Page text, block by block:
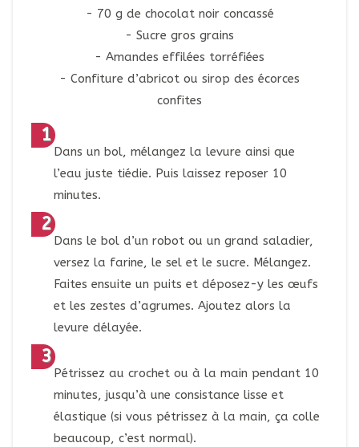
70 g de chocolat noir concassé
Sucre gros grains
Amandes effilées torréfiées
Confiture d’abricot ou sirop des écorces
confites
Dans un bol, mélangez la levure ainsi que
l’eau juste tiédie. Puis laissez reposer 10
minutes.
Dans le bol d’un robot ou un grand saladier,
versez la farine, le sel et le sucre. Mélangez.
Faites ensuite un puits et déposez-y les œufs
et les zestes d’agrumes. Ajoutez alors la
levure délayée.
Pétrissez au crochet ou à la main pendant 10
minutes, jusqu’à une consistance lisse et
élastique (si vous pétrissez à la main, ça colle
beaucoup, c’est normal).